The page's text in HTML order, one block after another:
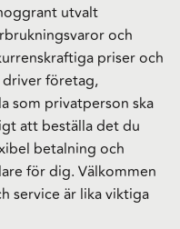
utvalt
och
priser och
driver företag,
som privatperson ska
att beställa det du
betalning och
för dig. Välkommen
service är lika viktiga